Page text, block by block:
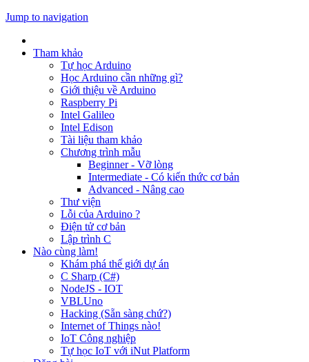
Jump to navigation
Tham khảo
Tự học Arduino
Học Arduino cần những gì?
Giới thiệu về Arduino
Raspberry Pi
Intel Galileo
Intel Edison
Tài liệu tham khảo
Chương trình mẫu
Beginner - Vỡ lòng
Intermediate - Có kiến thức cơ bản
Advanced - Nâng cao
Thư viện
Lỗi của Arduino ?
Điện tử cơ bản
Lập trình C
Nào cùng làm!
Khám phá thế giới dự án
C Sharp (C#)
NodeJS - IOT
VBLUno
Hacking (Sẵn sàng chứ?)
Internet of Things nào!
IoT Công nghiệp
Tự học IoT với iNut Platform